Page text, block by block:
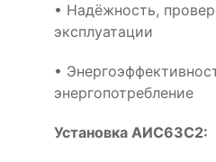
• Надёжность,
эксплуатации
•
энергопотребление
Установка АИС63C2: